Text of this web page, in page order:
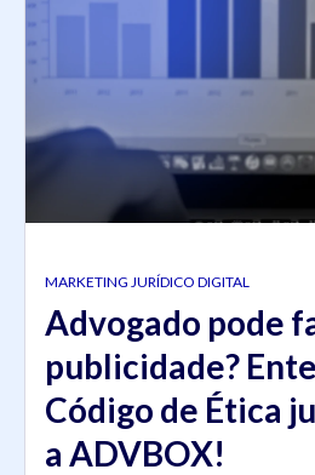
MARKETING JURÍDICO DIGITAL
Advogado pode
publicidade?
Código de Ética
a ADVBOX!